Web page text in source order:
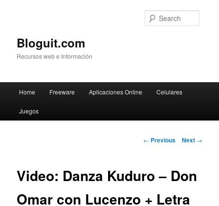
Bloguit.com
Recursos web e Información
Skip
to
Home Freeware Aplicaciones Online Celulares
Juegos
Post
← Previous Next →
Video: Danza Kuduro – Don
Omar con Lucenzo + Letra